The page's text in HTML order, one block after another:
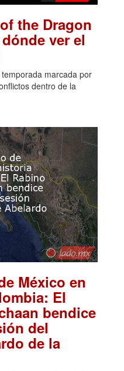
the Dragon
ver el
marcada por
dentro de la
México en
El
bendice
del
de la